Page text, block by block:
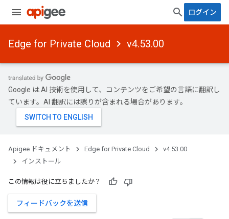
ログイン
Edge for Private Cloud v4.53.00
Google は AI 技術を使用して、コンテンツをご希望の言語に翻訳し
ています。AI 翻訳には誤りが含まれる場合があります。
Apigee ドキュメント Edge for Private Cloud
v4.53.00
インストール
この情報は役に立ちましたか？
フィードバックを送信